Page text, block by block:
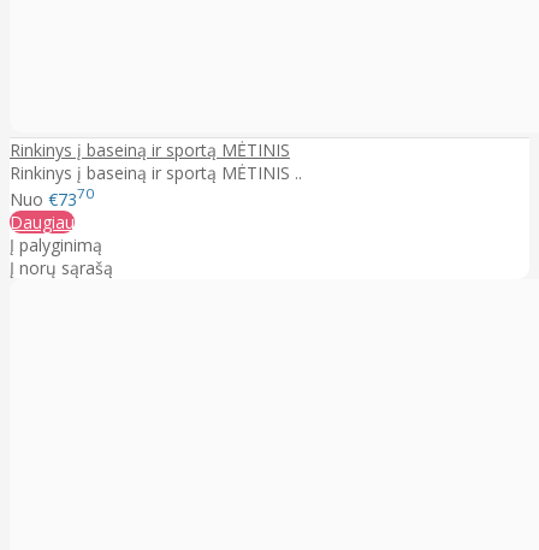
Rinkinys į baseiną ir sportą MĖTINIS
Rinkinys į baseiną ir sportą MĖTINIS ..
Nuo €7370
Daugiau
Į palyginimą
Į norų sąrašą